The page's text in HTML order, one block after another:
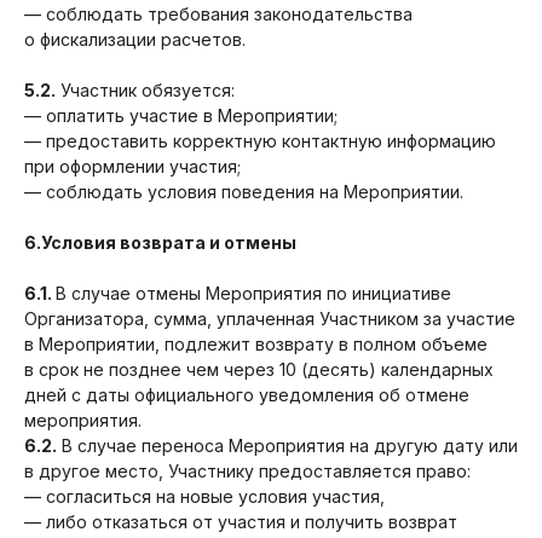
— соблюдать требования законодательства
о фискализации расчетов.
5.2. Участник обязуется:
— оплатить участие в Мероприятии;
— предоставить корректную контактную информацию
при оформлении участия;
— соблюдать условия поведения на Мероприятии.
6.Условия возврата и отмены
6.1. В случае отмены Мероприятия по инициативе
Организатора, сумма, уплаченная Участником за участие
в Мероприятии, подлежит возврату в полном объеме
в срок не позднее чем через 10 (десять) календарных
дней с даты официального уведомления об отмене
мероприятия.
6.2. В случае переноса Мероприятия на другую дату или
в другое место, Участнику предоставляется право:
— согласиться на новые условия участия,
— либо отказаться от участия и получить возврат